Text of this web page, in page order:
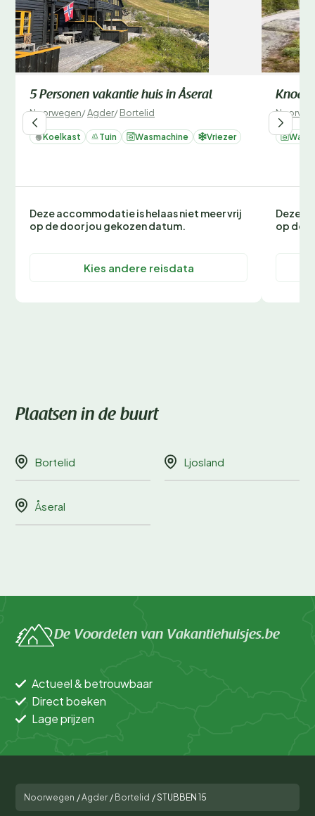
5 Personen vakantie huis in Åseral
Noorwegen/Agder/Bortelid
Koelkast Tuin Wasmachine Vriezer
Deze accommodatie is helaas niet meer vrij
op de door jou gekozen datum.
Kies andere reisdata
Deze
op de
Plaatsen in de buurt
Bortelid Ljosland
Åseral
De Voordelen van Vakantiehuisjes.be
Actueel & betrouwbaar
Direct boeken
Lage prijzen
Noorwegen /Agder / Bortelid /STUBBEN 15